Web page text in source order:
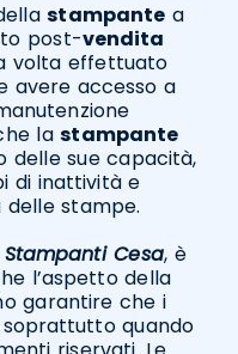
stampante a
post-vendita
volta effettuato
avere accesso a
lastampante
delle sue capacità,
di inattività e
stampe.
Cesa, è
l’aspetto della
garantire che i
quando